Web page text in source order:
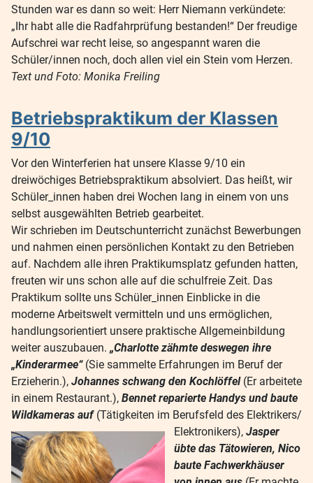
Stunden war es dann so weit: Herr Niemann verkündete:
„Ihr habt alle die Radfahrprüfung bestanden!“ Der freudige
Aufschrei war recht leise, so angespannt waren die
Schüler/innen noch, doch allen viel ein Stein vom Herzen.
Text und Foto: Monika Freiling
Betriebspraktikum der Klassen
9/10
Vor den Winterferien hat unsere Klasse 9/10 ein
dreiwöchiges Betriebspraktikum absolviert. Das heißt, wir
Schüler_innen haben drei Wochen lang in einem von uns
selbst ausgewählten Betrieb gearbeitet.
Wir schrieben im Deutschunterricht zunächst Bewerbungen
und nahmen einen persönlichen Kontakt zu den Betrieben
auf. Nachdem alle ihren Praktikumsplatz gefunden hatten,
freuten wir uns schon alle auf die schulfreie Zeit. Das
Praktikum sollte uns Schüler_innen Einblicke in die
moderne Arbeitswelt vermitteln und uns ermöglichen,
handlungsorientiert unsere praktische Allgemeinbildung
weiter auszubauen. „Charlotte zähmte deswegen ihre
„Kinderarmee“ (Sie sammelte Erfahrungen im Beruf der
Erzieherin.), Johannes schwang den Kochlöffel (Er arbeitete
in einem Restaurant.), Bennet reparierte Handys und baute
Wildkameras auf(Tätigkeiten im Berufsfeld des Elektrikers/
Elektronikers), Jasper
übte das Tätowieren, Nico
baute Fachwerkhäuser